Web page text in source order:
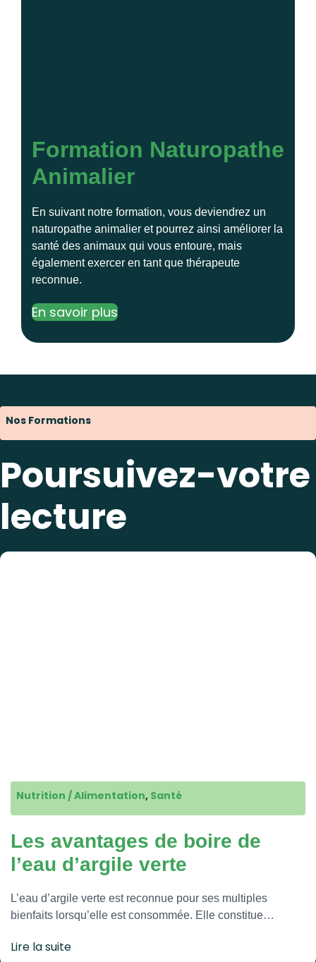
Formation Naturopathe
Animalier
En suivant notre formation, vous deviendrez un
naturopathe animalier et pourrez ainsi améliorer la
santé des animaux qui vous entoure, mais
également exercer en tant que thérapeute
reconnue.
En savoir plus
Nos Formations
Poursuivez-votre
lecture
Nutrition / Alimentation, Santé
Les avantages de boire de
l’eau d’argile verte
L’eau d’argile verte est reconnue pour ses multiples
bienfaits lorsqu’elle est consommée. Elle constitue…
Lire la suite